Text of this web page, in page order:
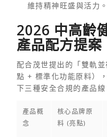
維持精神旺盛與活力。
2026 中高齡
產品配方提案
配合茂世提出的「雙軌
點 + 標準化功能原料）
下三種安全合規的產品線
產品概
念
核心品牌原
料 (亮點)